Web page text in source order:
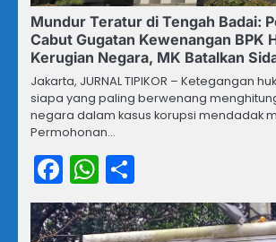
Mundur Teratur di Tengah Badai:
Cabut Gugatan Kewenangan BPK
Kerugian Negara, MK Batalkan
Jakarta, JURNAL TIPIKOR – Ketegangan
siapa yang paling berwenang
negara dalam kasus korupsi mendadak
Permohonan…
Facebook
WhatsApp